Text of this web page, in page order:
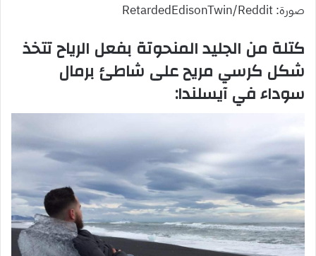
صورة: RetardedEdisonTwin/Reddit
كتلة من الجليد المنحوتة بفعل الرياح تتخذ
شكل كرسي مريح على شاطئ برمال
سوداء في آيسلندا: